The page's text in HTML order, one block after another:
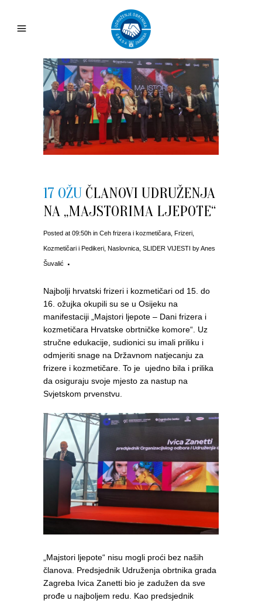
17 OŽU ČLANOVI UDRUŽENJA
NA „MAJSTORIMA LJEPOTE“
Posted at 09:50h in Ceh frizera i kozmetičara Frizeri
Kozmetičari i Pedikeri Naslovnica SLIDER VIJESTI byAnes
Šuvalić
Najbolji hrvatski frizeri i kozmetičari od 15. do
16. ožujka okupili su se u Osijeku na
manifestaciji „Majstori ljepote – Dani frizera i
kozmetičara Hrvatske obrtničke komore“. Uz
stručne edukacije, sudionici su imali priliku i
odmjeriti snage na Državnom natjecanju za
frizere i kozmetičare. To je ujedno bila i prilika
da osiguraju svoje mjesto za nastup na
Svjetskom prvenstvu.
„Majstori ljepote“ nisu mogli proći bez naših
članova. Predsjednik Udruženja obrtnika grada
Zagreba Ivica Zanetti bio je zadužen da sve
prođe u najboljem redu. Kao predsjednik